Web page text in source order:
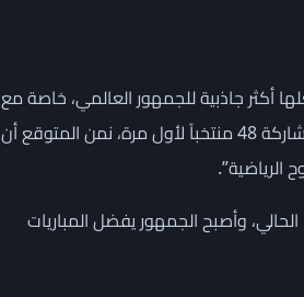
أكثر جاذبية للجمهور العالمي، خاصة مع
استضافة كأس العالم 2026 في ثلاث دول (الولايات المتحدة، كندا، والمكسيك)، ومشاركة 48 منتخباً لأول مرة، نمن المتوقع أن
الرياضية”.
وأصبح الجمهور يفضل المباريات